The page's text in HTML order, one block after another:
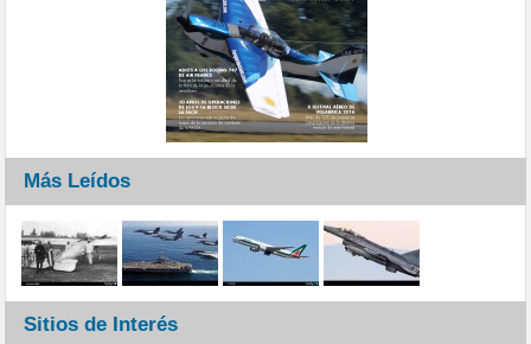
Más Leídos
Sitios de Interés